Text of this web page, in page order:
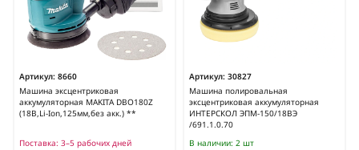
Артикул: 8660
Машина эксцентриковая
аккумуляторная MAKITA DBO180Z
(18В,Li-Ion,125мм,без акк.) **
Поставка: 3–5 рабочих дней
Артикул: 30827
Машина полировальная
эксцентриковая аккумуляторная
ИНТЕРСКОЛ ЭПМ-150/18ВЭ
/691.1.0.70
В наличии: 2 шт